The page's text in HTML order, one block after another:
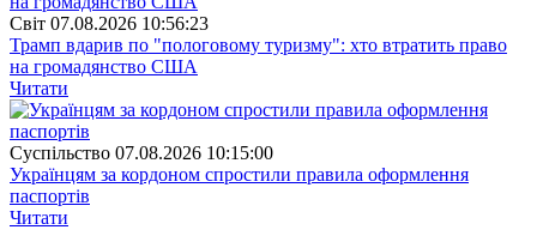
Свiт 07.08.2026 10:56:23
Трамп вдарив по "пологовому туризму": хто втратить право
на громадянство США
Читати
Суспiльство 07.08.2026 10:15:00
Українцям за кордоном спростили правила оформлення
паспортів
Читати